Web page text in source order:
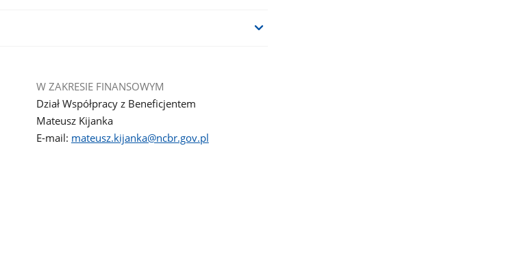
W ZAKRESIE FINANSOWYM
Dział Współpracy z Beneficjentem
Mateusz Kijanka
E-mail: mateusz.kijanka@ncbr.gov.pl